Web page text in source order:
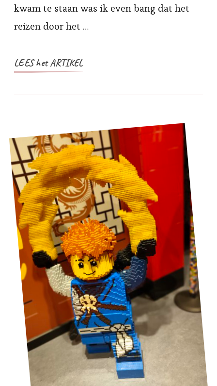
kwam te staan was ik even bang dat het
reizen door het …
LEES het ARTIKEL